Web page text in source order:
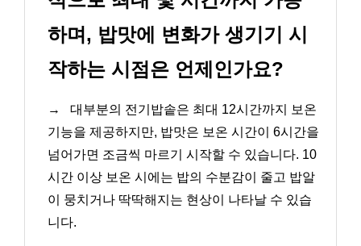
하며, 밥맛에 변화가 생기기 시
작하는 시점은 언제인가요?
→
대부분의 전기밥솥은 최대 12시간까지 보온
기능을 제공하지만, 밥맛은 보온 시간이 6시간을
넘어가면 조금씩 마르기 시작할 수 있습니다. 10
시간 이상 보온 시에는 밥의 수분감이 줄고 밥알
이 뭉치거나 딱딱해지는 현상이 나타날 수 있습
니다.